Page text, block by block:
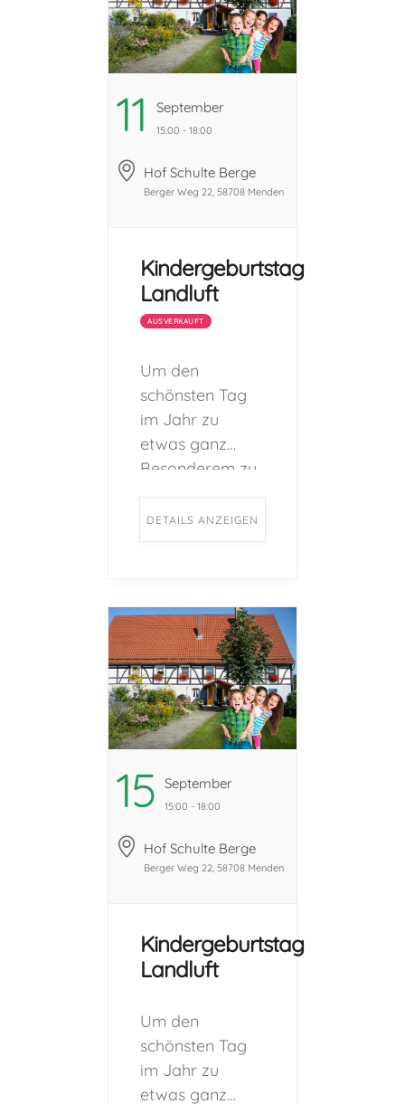
an. ...
11 September
15:00 - 18:00
Hof Schulte Berge
Berger Weg 22, 58708 Menden
Kindergeburtstag
Landluft
AUSVERKAUFT
Um den
schönsten Tag
im Jahr zu
etwas ganz
Besonderem zu
der Hof Schulte-
Programme für
Kinder im Alter
von 5-12 Jahren
an. ...
DETAILS ANZEIGEN
15 September
15:00 - 18:00
Hof Schulte Berge
Berger Weg 22, 58708 Menden
Kindergeburtstag
Landluft
Um den
schönsten Tag
im Jahr zu
etwas ganz